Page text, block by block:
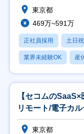
東京都
469万~591万
正社員採用 土日
業界未経験OK 産
【セコムの
リモート/電子カ
東京都